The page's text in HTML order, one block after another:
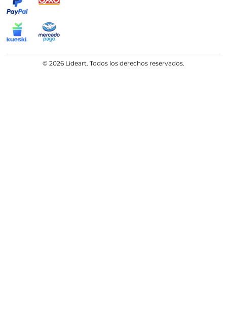
© 2026 Lideart. Todos los derechos reservados.